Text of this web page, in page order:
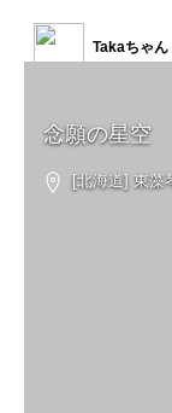
念願の星空
[北海道] 東藻
Takaちゃん